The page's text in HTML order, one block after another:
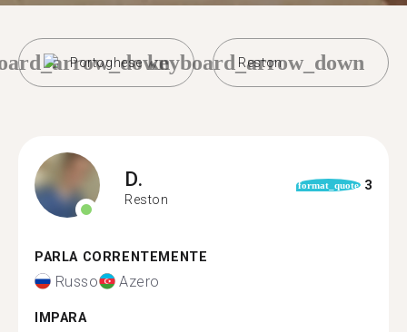
Portoghese Reston
keyboard_arrow_down
D.
Reston
format_quote 3
PARLA CORRENTEMENTE
Russo Azero
IMPARA